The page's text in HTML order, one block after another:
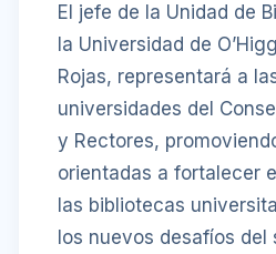
El jefe de la Unidad de
la Universidad de
Rojas, representará a
universidades del
y Rectores,
orientadas a fortalecer
las bibliotecas
los nuevos desafíos del